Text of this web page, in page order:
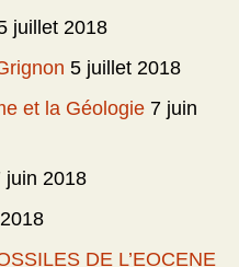
juillet 2018
5 juillet 2018
et la Géologie 7 juin
juin 2018
DE L’EOCENE